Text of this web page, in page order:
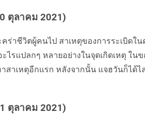
ตุลาคม 2021)
คร่าชีวิตผู้คนไป สาเหตุของการระเบิด
ไรแปลกๆ หลายอย่างในจุดเกิดเหตุ ใ
สาเหตุอีกแรก หลังจากนั้น แจฮวันก็ได้
ตุลาคม 2021)